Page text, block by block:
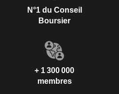
N°1 du Conseil
Boursier
+ 1 300 000
membres